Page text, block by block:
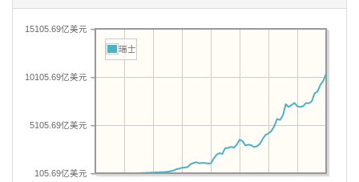
105.69亿美元
5105.69亿美元
10105.69亿美元
15105.69亿美元
瑞士